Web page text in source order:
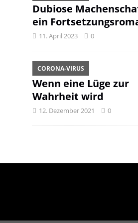
Dubiose
ein
11. April 2023 0
Wenn eine Lüge zur
Wahrheit wird
CORONA-VIRUS
12. Dezember 2021 0